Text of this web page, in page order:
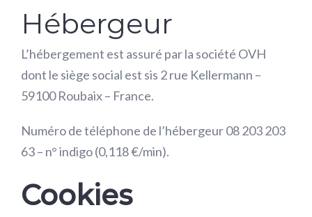
Hébergeur
L’hébergement est assuré par la société OVH
dont le siège social est sis 2 rue Kellermann –
59100 Roubaix – France.
Numéro de téléphone de l’hébergeur 08 203 203
63 – n° indigo (0,118 €/min).
Cookies